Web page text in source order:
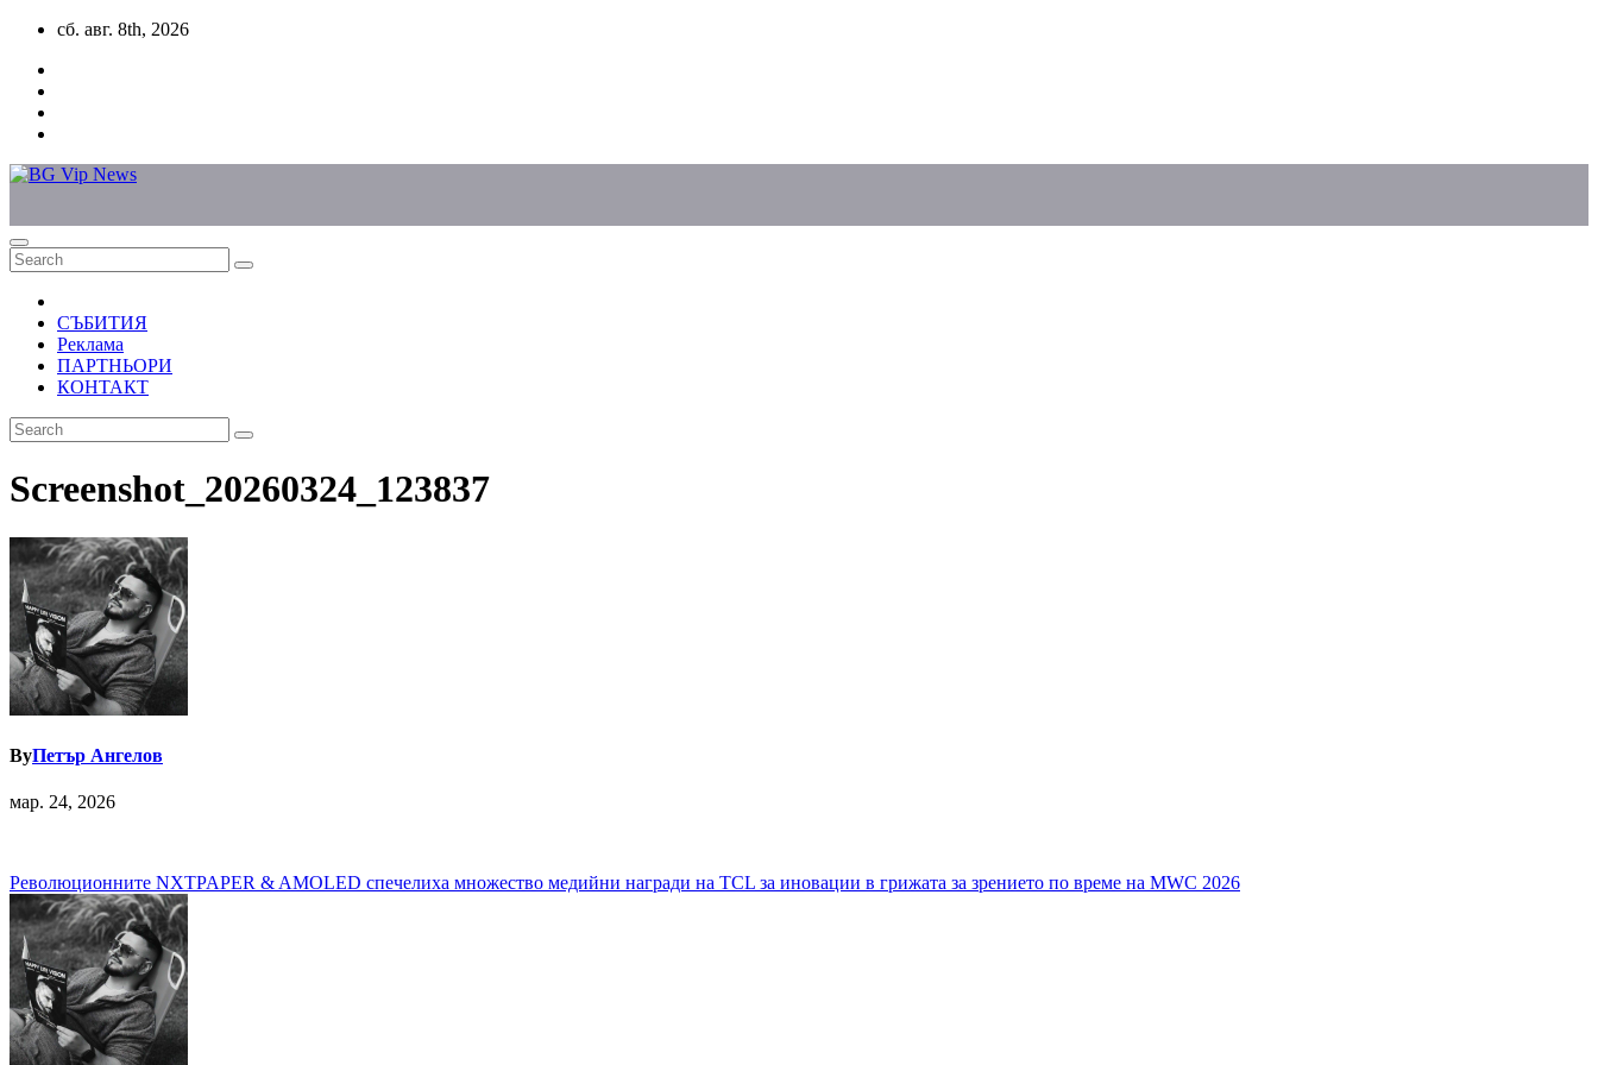
Skip
content
сб. авг. 8th, 2026
СЪБИТИЯ
Реклама
ПАРТНЬОРИ
КОНТАКТ
Screenshot_20260324_123837
ByПетър Ангелов
мар. 24, 2026
Навигация
Революционните NXTPAPER & AMOLED спечелиха множество медийни награди на TCL за иновации в грижата за зрението по време на MWC 2026